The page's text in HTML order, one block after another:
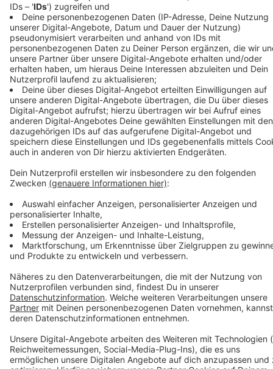
Anzeige
Anzeige
die Rheinbahn zu nutzen. OB Geisel hatte neulich im
Interview bei uns gesagt, die alten Regeln wieder
einführen zu wollen, wenn die hygienischen
Voraussetzungen stimmen. Für Rheinbahn-Kunden
ändert sich heute auf jeden Fall etwas: Die
Kundencenter haben bis nachmittags wieder auf.
LINK zur Rheinbahn - Kundencenter und weitere
Maßnahmen:
https://www.rheinbahn.de/unternehmen/Seiten/
Anzeige
Anzeige